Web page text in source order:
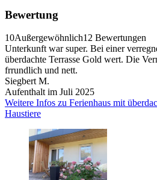
Bewertung
10Außergewöhnlich12 Bewertungen
Unterkunft war super. Bei einer
überdachte Terrasse Gold wert. Die
frrundlich und nett.
Siegbert M.
Aufenthalt im Juli 2025
Weitere Infos zu Ferienhaus mit
Haustiere